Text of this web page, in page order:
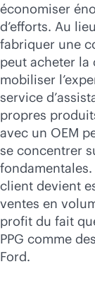
économiser
d’efforts. Au
fabriquer une
peut acheter la
mobiliser
service
propres
avec un OEM
se concentrer
fondamentales.
client devient
ventes en
profit du fait
PPG comme
Ford.